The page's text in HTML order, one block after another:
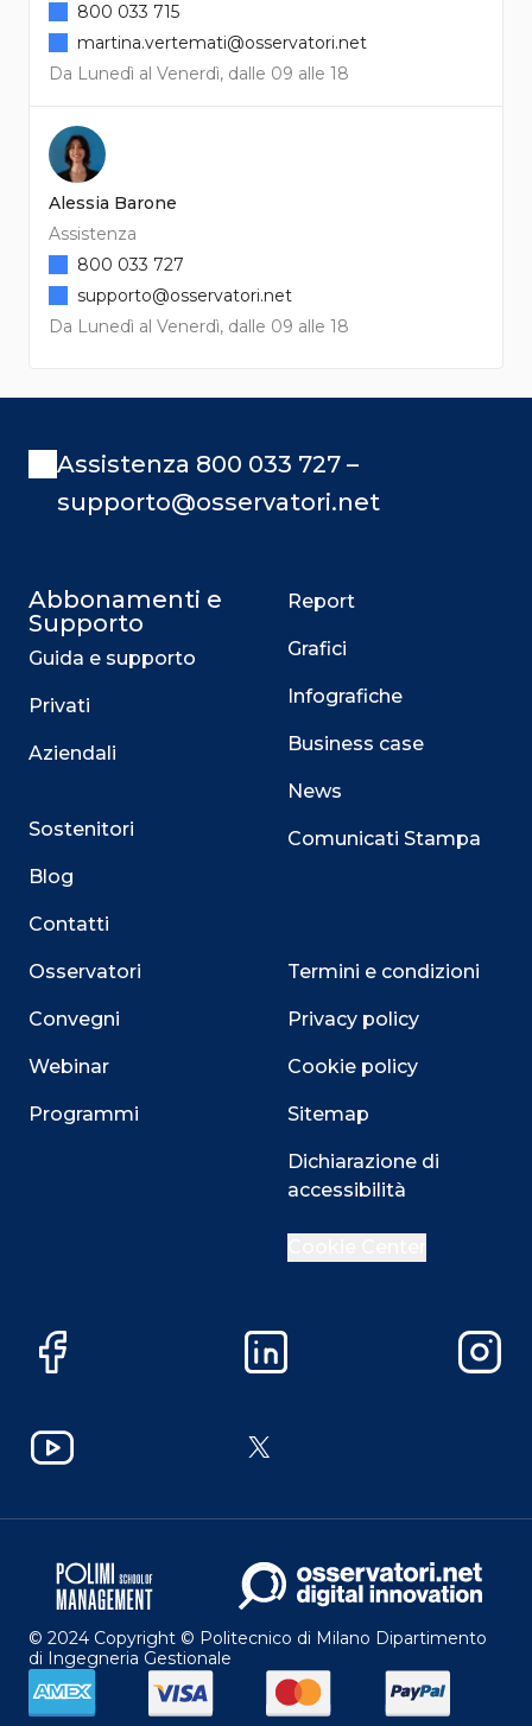
Da Lunedì al Venerdì, dalle 09 alle 18
800 033 715
martina.vertemati@osservatori.net
Alessia Barone
Assistenza
Da Lunedì al Venerdì, dalle 09 alle 18
800 033 727
supporto@osservatori.net
Assistenza 800 033 727 –
supporto@osservatori.net
Abbonamenti e
Supporto
Guida e supporto
Privati
Aziendali
Sostenitori
Blog
Contatti
Osservatori
Convegni
Webinar
Programmi
Report
Grafici
Infografiche
Business case
News
Comunicati Stampa
Termini e condizioni
Privacy policy
Cookie policy
Sitemap
Dichiarazione di
accessibilità
Facebook LinkedIn
YouTube X
© 2024 Copyright © Politecnico di Milano Dipartimento
di Ingegneria Gestionale